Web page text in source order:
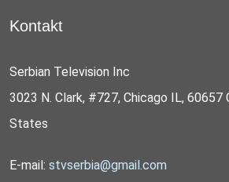
Kontakt
Serbian Television Inc
3023 N. Clark, #727, Chicago IL, 60657
States
E-mail: stvserbia@gmail.com